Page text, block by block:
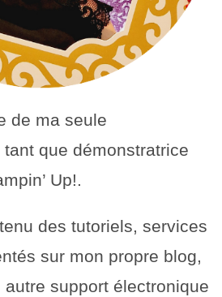
de ma seule
que démonstratrice
Up!.
des tutoriels, services
sur mon propre blog,
support électronique